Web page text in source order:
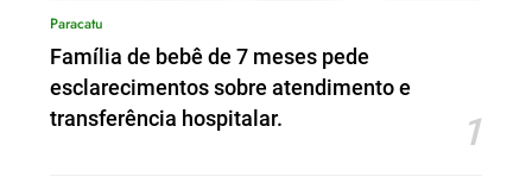
Paracatu
Família de bebê de 7 meses pede
esclarecimentos sobre atendimento e
transferência hospitalar.
1